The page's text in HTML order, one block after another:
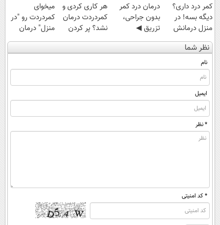
کمر درد داری؟
دیگه بسه! در
منزل درمانش
کن
(◀پرسش‌نامه)
درمان درد کمر
بدون جراحی،
تزریق ◀
پرسش‌نامه رو پر
کن ▶
هر کاری کردی و
کمردردت درمان
نشد؟ پر کردن
پرسشنامه و
دریافت راه حل
میخوای
کمردردت رو "در
منزل" درمان
کنی؟ (◂فیلم +
◂پرسش‌نامه)
نظر شما
نام
ایمیل
* نظر
* کد امنیتی